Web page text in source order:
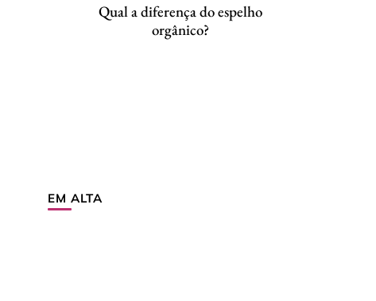
Qual a diferença do espelho
orgânico?
EM ALTA